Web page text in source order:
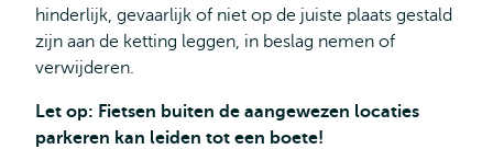
hinderlijk, gevaarlijk of niet op de juiste plaats gestald
zijn aan de ketting leggen, in beslag nemen of
verwijderen.
Let op: Fietsen buiten de aangewezen locaties
parkeren kan leiden tot een boete!